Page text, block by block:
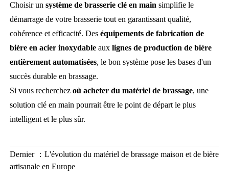
Choisir un système de brasserie clé en main simplifie le
démarrage de votre brasserie tout en garantissant qualité,
cohérence et efficacité. Des équipements de fabrication de
bière en acier inoxydableaux lignes de production de bière
entièrement automatisées, le bon système pose les bases d'un
succès durable en brassage.
Si vous recherchez où acheter du matériel de brassage, une
solution clé en main pourrait être le point de départ le plus
intelligent et le plus sûr.
Dernier ： L'évolution du matériel de brassage maison et de bière
artisanale en Europe